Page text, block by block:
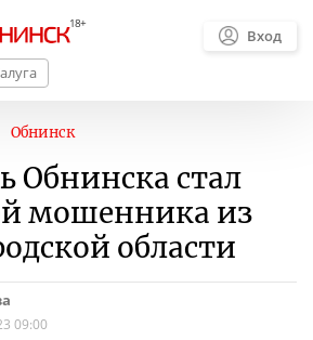
Вход
Обнинск
Обнинска стал
мошенника из
области
09:00